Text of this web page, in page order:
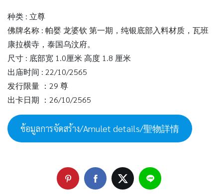
种类 : 立尊
佛牌名称 : 帕婴 龙婆钦 第一期，纯银底部入料材质，瓦班
康拉横寺，泰国乌汶府。
尺寸 : 底部宽 1.0厘米 高度 1.8 厘米
出庙时间 : 22/10/2565
发行限量 ：29 尊
出卡日期 ：26/10/2565
ข้อมูลการจัดสร้าง/Amulet details/聖物詳情